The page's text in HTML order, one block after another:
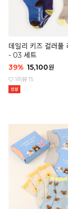
데일리 키즈 컬러풀
- 03 세트
39% 15,100원
1리뷰 15